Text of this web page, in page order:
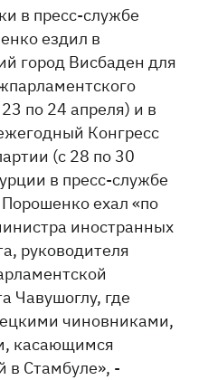
в пресс-службе
ездил в
город Висбаден для
по 24 апреля) и в
Конгресс
(с 28 по 30
в пресс-службе
ехал «по
иностранных
руководителя
Чавушоглу, где
чиновниками,
касающимся
в Стамбуле», -